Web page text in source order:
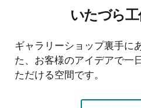
いたづら
ギャラリーショップ裏手に
た、お客様のアイデアで一
ただける空間です。